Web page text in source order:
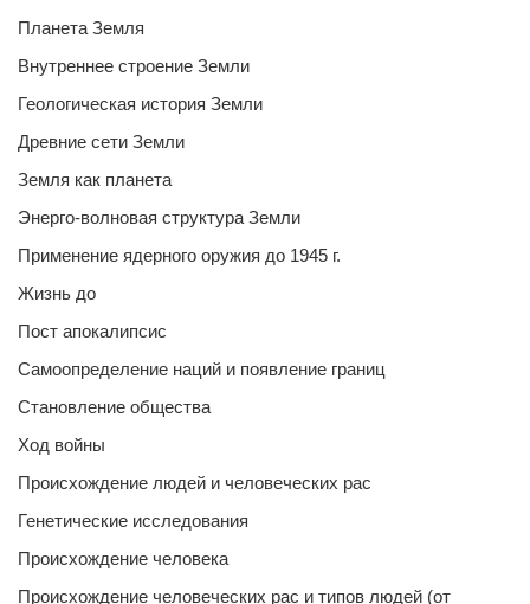
Планета Земля
Внутреннее строение Земли
Геологическая история Земли
Древние сети Земли
Земля как планета
Энерго-волновая структура Земли
Применение ядерного оружия до 1945 г.
Жизнь до
Пост апокалипсис
Самоопределение наций и появление границ
Становление общества
Ход войны
Происхождение людей и человеческих рас
Генетические исследования
Происхождение человека
Происхождение человеческих рас и типов людей (от